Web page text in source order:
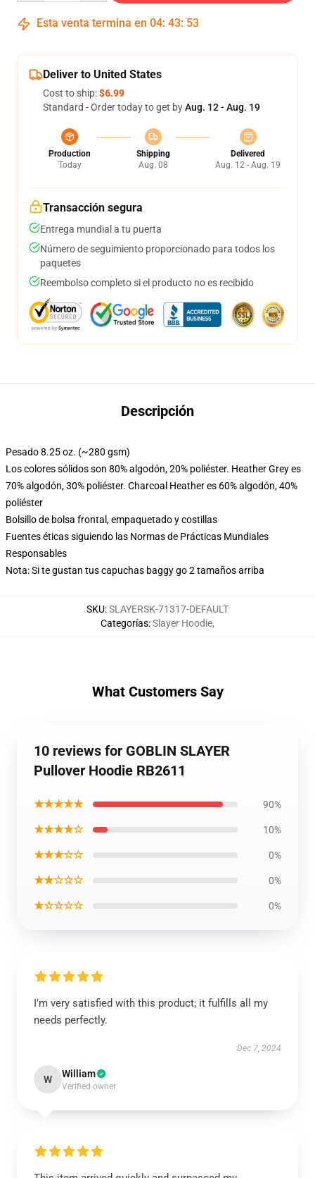
Esta venta termina en 04: 43: 52
Deliver to United States
Cost to ship:$6.99
Standard - Order today to get byAug. 12 - Aug. 19
Production
Today
Shipping
Aug. 08
Delivered
Aug. 12 - Aug. 19
Transacción segura
Entrega mundial a tu puerta
Número de seguimiento proporcionado para todos los
paquetes
Reembolso completo si el producto no es recibido
Descripción
Pesado 8.25 oz. (~280 gsm)
Los colores sólidos son 80% algodón, 20% poliéster. Heather Grey es
70% algodón, 30% poliéster. Charcoal Heather es 60% algodón, 40%
poliéster
Bolsillo de bolsa frontal, empaquetado y costillas
Fuentes éticas siguiendo las Normas de Prácticas Mundiales
Responsables
Nota: Si te gustan tus capuchas baggy go 2 tamaños arriba
SKU:SLAYERSK-71317-DEFAULT
Categorías:Slayer Hoodie,
What Customers Say
10 reviews for GOBLIN SLAYER
Pullover Hoodie RB2611
★★★★★ 90%
★★★★☆ 10%
★★★☆☆ 0%
★★☆☆☆ 0%
★☆☆☆☆ 0%
I’m very satisfied with this product; it fulfills all my
needs perfectly.
Dec 7, 2024
W William
Verified owner